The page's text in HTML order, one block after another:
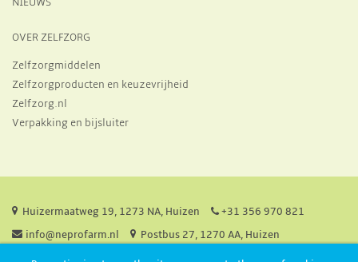
OVER ZELFZORG
Zelfzorgmiddelen
Zelfzorgproducten en keuzevrijheid
Zelfzorg.nl
Verpakking en bijsluiter
Huizermaatweg 19, 1273 NA, Huizen
+31 356 970 821
info@neprofarm.nl
Postbus 27, 1270 AA, Huizen